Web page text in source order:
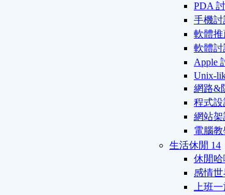
PDA
手機討
軟體推
軟體討
Apple
Unix-
網路&
程式設
網站架
電腦
生活休閒 14
休閒哈
感情世
上班